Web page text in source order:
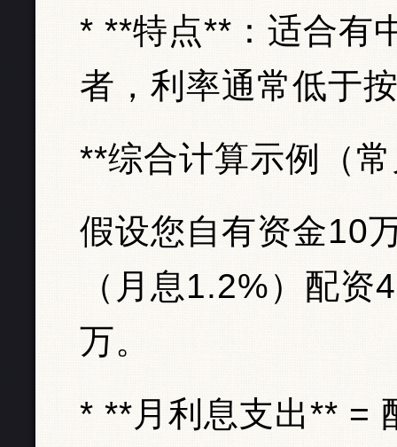
* **特点**：适合有
者，利率通常低于
**综合计算示例（
假设您自有资金10
（月息1.2%）配
万。
* **月利息支出** =